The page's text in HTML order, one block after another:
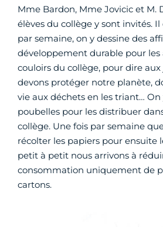
Mme Bardon, Mme Jovicic et M.
élèves du collège y sont invités. Il
par semaine, on y dessine des
développement durable pour les
couloirs du collège, pour dire
devons protéger notre planète,
vie aux déchets en les triant…
poubelles pour les distribuer
collège. Une fois par semaine
récolter les papiers pour ensuite
petit à petit nous arrivons à
consommation uniquement de
cartons.